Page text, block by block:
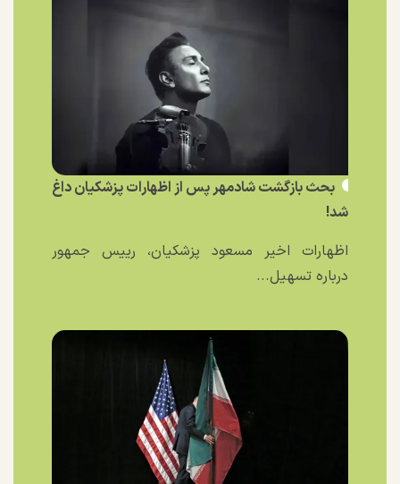
بحث بازگشت شادمهر پس از اظهارات پزشکیان داغ
شد!
اظهارات اخیر مسعود پزشکیان، رییس جمهور
درباره تسهیل...